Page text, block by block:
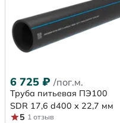
6 725 ₽ /пог.м.
Труба питьевая ПЭ100
SDR 17,6 d400 х 22,7 мм
5 1 отзыв